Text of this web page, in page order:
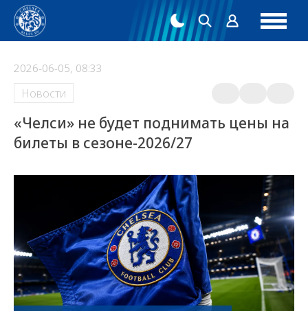
2026-06-05, 08:33
Новости
«Челси» не будет поднимать цены на
билеты в сезоне-2026/27